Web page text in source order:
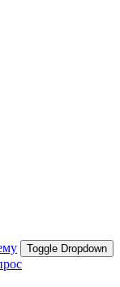
Toggle Dropdown